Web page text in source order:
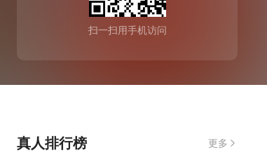
扫一扫用手机访问
真人排行榜 更多